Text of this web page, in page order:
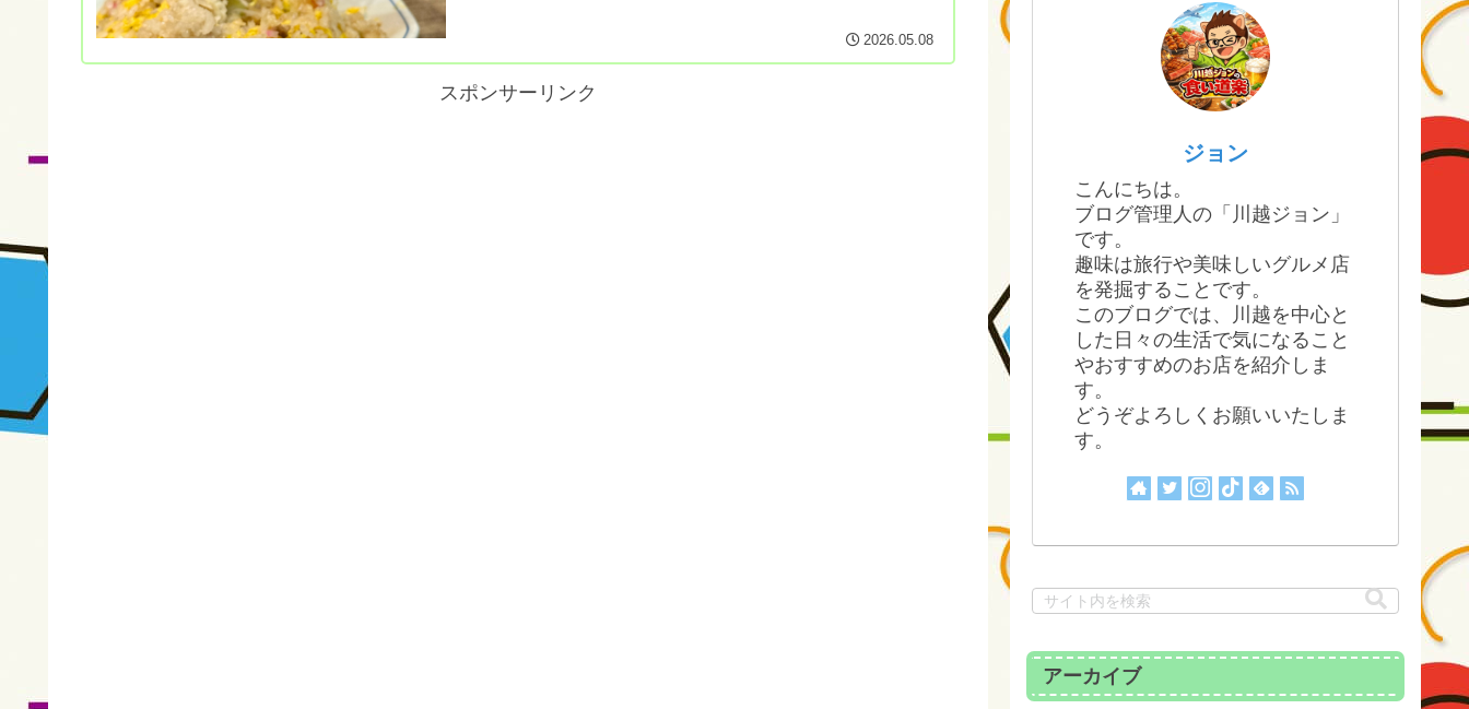
2026.05.08
スポンサーリンク
ジョン
こんにちは。
ブログ管理人の「川越ジョン」
です。
趣味は旅行や美味しいグルメ店
を発掘することです。
このブログでは、川越を中心と
した日々の生活で気になること
やおすすめのお店を紹介しま
す。
どうぞよろしくお願いいたしま
す。
アーカイブ